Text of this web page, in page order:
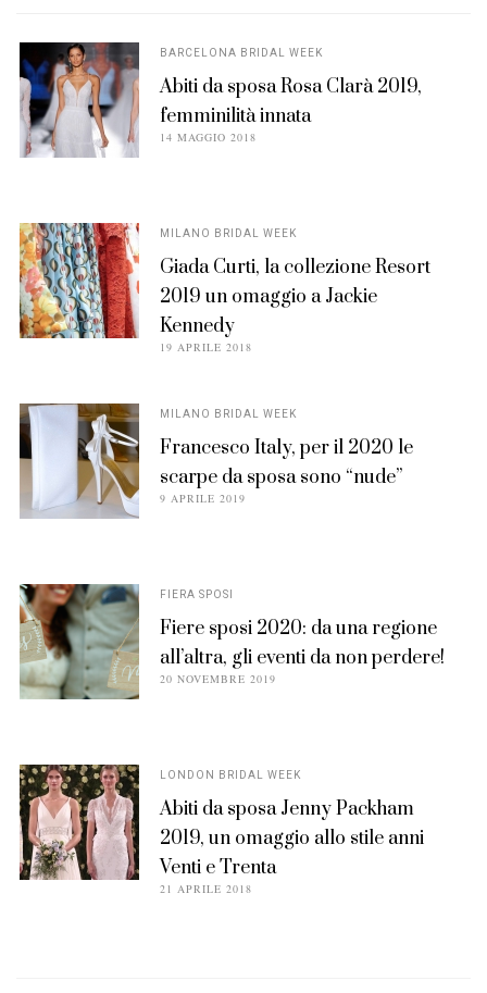
BARCELONA BRIDAL WEEK
Abiti da sposa Rosa Clarà 2019,
femminilità innata
POSTED
14 MAGGIO 2018
MILANO BRIDAL WEEK
Giada Curti, la collezione Resort
2019 un omaggio a Jackie
Kennedy
POSTED
19 APRILE 2018
MILANO BRIDAL WEEK
Francesco Italy, per il 2020 le
scarpe da sposa sono “nude”
POSTED
9 APRILE 2019
FIERA SPOSI
Fiere sposi 2020: da una regione
all’altra, gli eventi da non perdere!
POSTED
20 NOVEMBRE 2019
LONDON BRIDAL WEEK
Abiti da sposa Jenny Packham
2019, un omaggio allo stile anni
Venti e Trenta
POSTED
21 APRILE 2018